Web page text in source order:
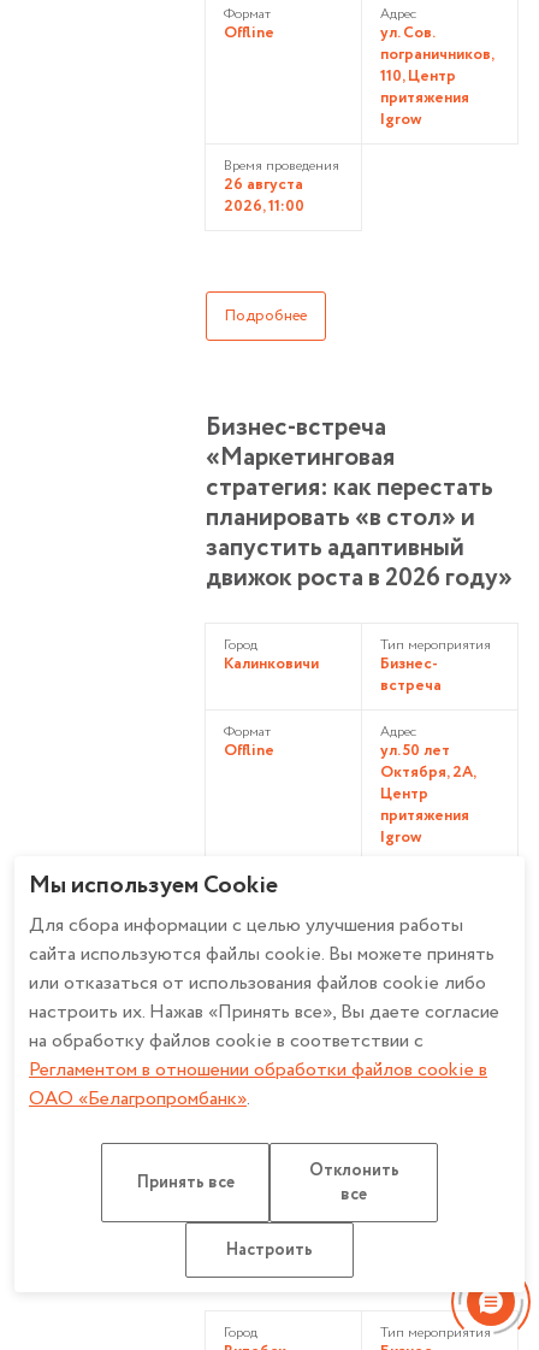
Формат
Offline
Адрес
ул. Сов.
пограничников,
110, Центр
притяжения
Igrow
Время проведения
26 августа
2026, 11:00
Подробнее
Бизнес-встреча
«Маркетинговая
стратегия: как перестать
планировать «в стол» и
запустить адаптивный
движок роста в 2026 году»
Город
Калинковичи
Тип мероприятия
Бизнес-
встреча
Формат
Offline
Адрес
ул. 50 лет
Октября, 2А,
Центр
притяжения
Igrow
Время проведения
2026, 14:00
Подробнее
Бизнес-встреча «Как
включить ответственность
у продавцов и вернуть
компании скрытую
прибыль»
Город Тип мероприятия
Мы используем Cookie
Для сбора информации с целью улучшения работы
сайта используются файлы cookie. Вы можете принять
или отказаться от использования файлов cookie либо
настроить их. Нажав «Принять все», Вы даете согласие
на обработку файлов cookie в соответствии с
Регламентом в отношении обработки файлов cookie в
ОАО «Белагропромбанк».
Принять все
Отклонить
все
Настроить